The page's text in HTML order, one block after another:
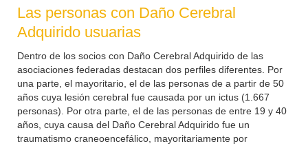
Las personas con Daño Cerebral
Adquirido usuarias
Dentro de los socios con Daño Cerebral Adquirido de las
asociaciones federadas destacan dos perfiles diferentes. Por
una parte, el mayoritario, el de las personas de a partir de 50
años cuya lesión cerebral fue causada por un ictus (1.667
personas). Por otra parte, el de las personas de entre 19 y 40
años, cuya causa del Daño Cerebral Adquirido fue un
traumatismo craneoencefálico, mayoritariamente por